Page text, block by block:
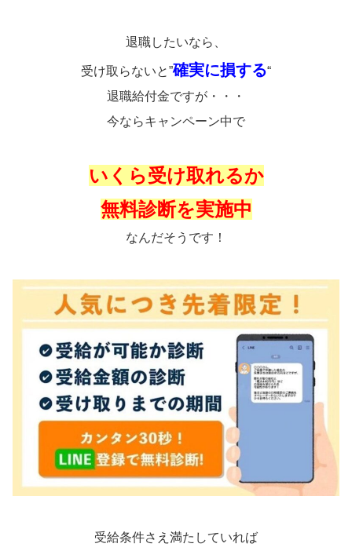
退職したいなら、
受け取らないと”確実に損する“
退職給付金ですが・・・
今ならキャンペーン中で
いくら受け取れるか
無料診断を実施中
なんだそうです！
受給条件さえ満たしていれば